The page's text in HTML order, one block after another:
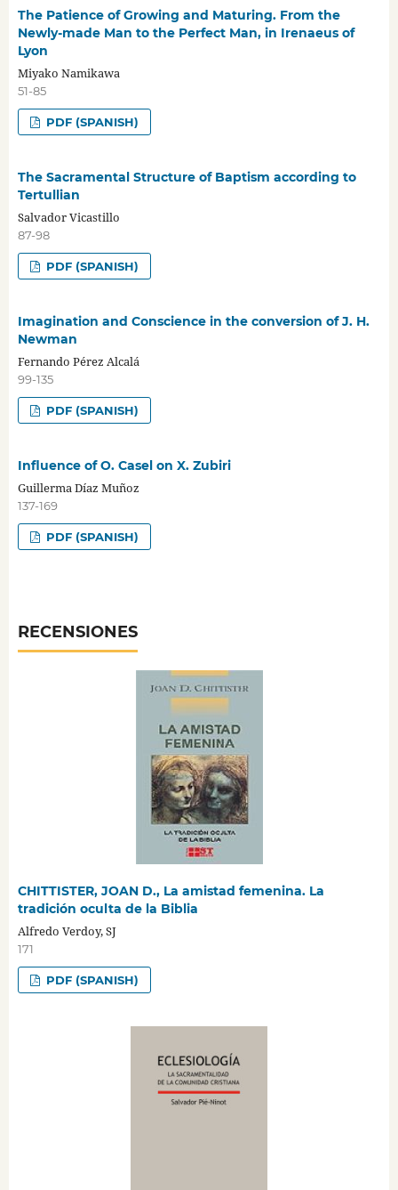
The Patience of Growing and Maturing. From the
Newly-made Man to the Perfect Man, in Irenaeus of
Lyon
Miyako Namikawa
51-85
PDF (SPANISH)
The Sacramental Structure of Baptism according to
Tertullian
Salvador Vicastillo
87-98
PDF (SPANISH)
Imagination and Conscience in the conversion of J. H.
Newman
Fernando Pérez Alcalá
99-135
PDF (SPANISH)
Influence of O. Casel on X. Zubiri
Guillerma Díaz Muñoz
137-169
PDF (SPANISH)
RECENSIONES
CHITTISTER, JOAN D., La amistad femenina. La
tradición oculta de la Biblia
Alfredo Verdoy, SJ
171
PDF (SPANISH)